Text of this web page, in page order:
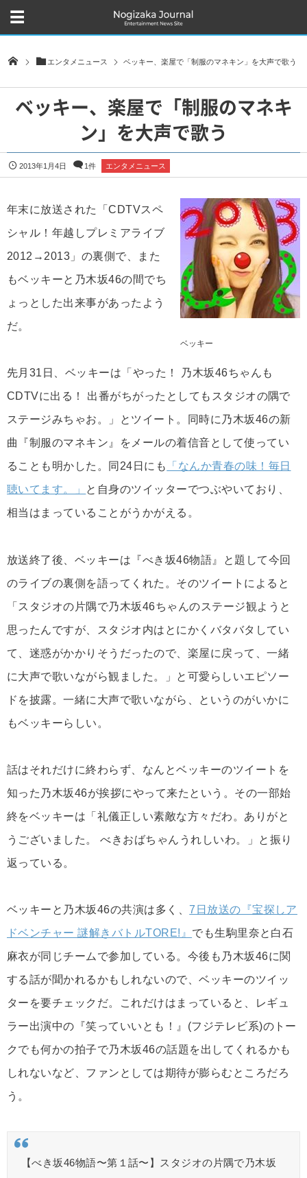
エンタメニュース ベッキー、楽屋で「制服のマネキン」を大声で歌う
ベッキー、楽屋で「制服のマネキ
ン」を大声で歌う
2013年1月4日 1件 エンタメニュース
ベッキー
年末に放送された「CDTVスペ
シャル！年越しプレミアライブ
2012→2013」の裏側で、また
もベッキーと乃木坂46の間でち
ょっとした出来事があったよう
だ。
先月31日、ベッキーは「やった！ 乃木坂46ちゃんも
CDTVに出る！ 出番がちがったとしてもスタジオの隅で
ステージみちゃお。」とツイート。同時に乃木坂46の新
曲『制服のマネキン』をメールの着信音として使ってい
ることも明かした。同24日にも
「なんか青春の味！毎日
聴いてます。」 と自身のツイッターでつぶやいており、
相当はまっていることがうかがえる。
放送終了後、ベッキーは『べき坂46物語』と題して今回
のライブの裏側を語ってくれた。そのツイートによると
「スタジオの片隅で乃木坂46ちゃんのステージ観ようと
思ったんですが、スタジオ内はとにかくバタバタしてい
て、迷惑がかかりそうだったので、楽屋に戻って、一緒
に大声で歌いながら観ました。」と可愛らしいエピソー
ドを披露。一緒に大声で歌いながら、というのがいかに
もベッキーらしい。
話はそれだけに終わらず、なんとベッキーのツイートを
知った乃木坂46が挨拶にやって来たという。その一部始
終をベッキーは「礼儀正しい素敵な方々だわ。ありがと
うございました。 べきおばちゃんうれしいわ。」と振り
返っている。
ベッキーと乃木坂46の共演は多く、7日放送の『宝探しア
ドベンチャー 謎解きバトルTORE!』 でも生駒里奈と白石
麻衣が同じチームで参加している。今後も乃木坂46に関
する話が聞かれるかもしれないので、ベッキーのツイッ
ターを要チェックだ。これだけはまっていると、レギュ
ラー出演中の『笑っていいとも！』(フジテレビ系)のトー
クでも何かの拍子で乃木坂46の話題を出してくれるかも
しれないなど、ファンとしては期待が膨らむところだろ
う。
【べき坂46物語〜第１話〜】スタジオの片隅で乃木坂